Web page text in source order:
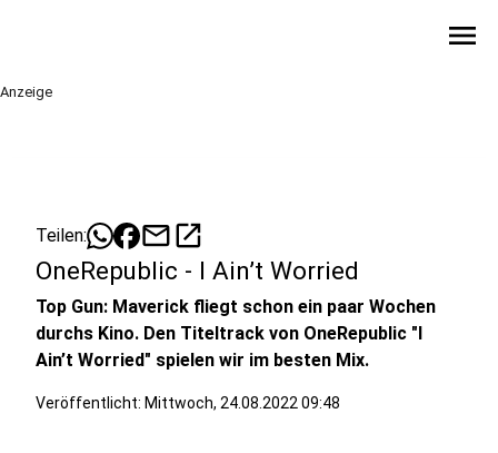
menu
Anzeige
Teilen: mailopen_in_new
OneRepublic - I Ain’t Worried
Top Gun: Maverick fliegt schon ein paar Wochen
durchs Kino. Den Titeltrack von OneRepublic "I
Ain’t Worried" spielen wir im besten Mix.
Veröffentlicht: Mittwoch, 24.08.2022 09:48